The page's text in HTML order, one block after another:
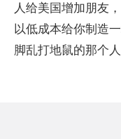
人给美国增加朋友
以低成本给你制造
脚乱打地鼠的那个